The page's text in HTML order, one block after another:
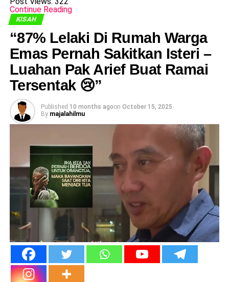
Continue Reading
KISAH
“87% Lelaki Di Rumah Warga
Emas Pernah Sakitkan Isteri –
Luahan Pak Arief Buat Ramai
Tersentak 😢”
Published 10 months agoon October 15, 2025
By majalahilmu